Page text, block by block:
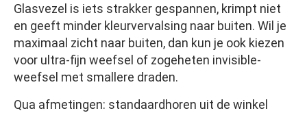
Glasvezel is iets strakker gespannen, krimpt niet
en geeft minder kleurvervalsing naar buiten. Wil je
maximaal zicht naar buiten, dan kun je ook kiezen
voor ultra-fijn weefsel of zogeheten invisible-
weefsel met smallere draden.
Qua afmetingen: standaardhoren uit de winkel